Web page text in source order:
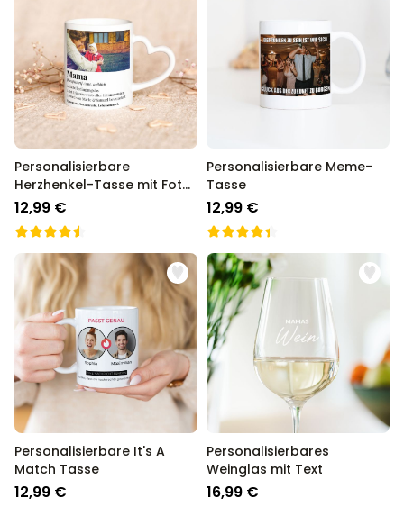
Personalisierbare
Herzhenkel-Tasse mit Foto
und Definition
12,99 €
Personalisierbare Meme-
Tasse
12,99 €
Personalisierbare It's A
Match Tasse
12,99 €
Personalisierbares
Weinglas mit Text
16,99 €